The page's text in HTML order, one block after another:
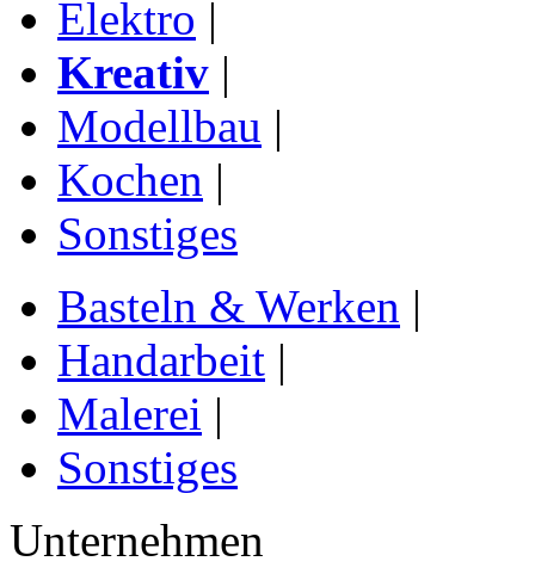
Elektro |
Kreativ |
Modellbau |
Kochen |
Sonstiges
Basteln & Werken |
Handarbeit |
Malerei |
Sonstiges
Unternehmen